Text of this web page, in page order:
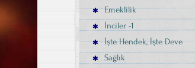
Emeklilik
İnciler -1
İşte Hendek, İşte Deve
Sağlık